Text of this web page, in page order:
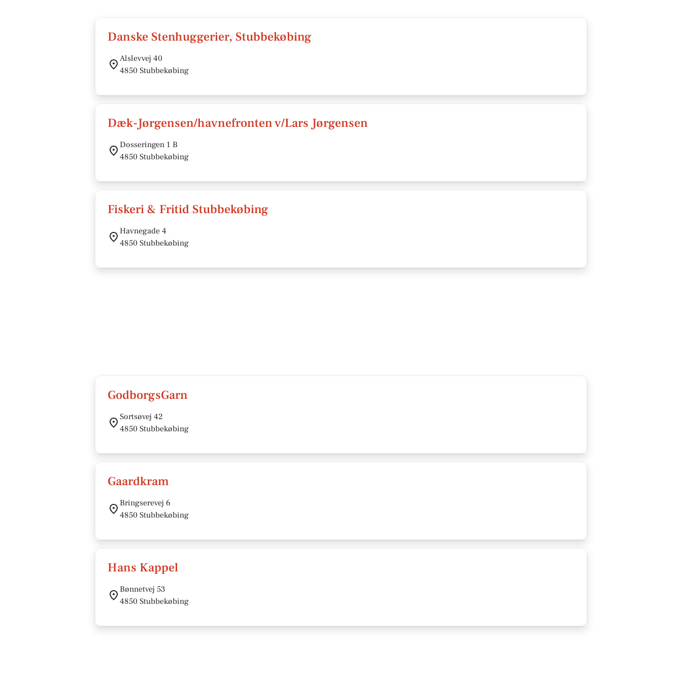
Danske Stenhuggerier, Stubbekøbing
Alslevvej 40
4850 Stubbekøbing
Dæk-Jørgensen/havnefronten v/Lars Jørgensen
Dosseringen 1 B
4850 Stubbekøbing
Fiskeri & Fritid Stubbekøbing
Havnegade 4
4850 Stubbekøbing
GodborgsGarn
Sortsøvej 42
4850 Stubbekøbing
Gaardkram
Bringserevej 6
4850 Stubbekøbing
Hans Kappel
Bønnetvej 53
4850 Stubbekøbing